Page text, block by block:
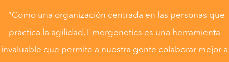
“Como una organización centrada en las personas que
practica la agilidad, Emergenetics es una herramienta
invaluable que permite a nuestra gente colaborar mejor a